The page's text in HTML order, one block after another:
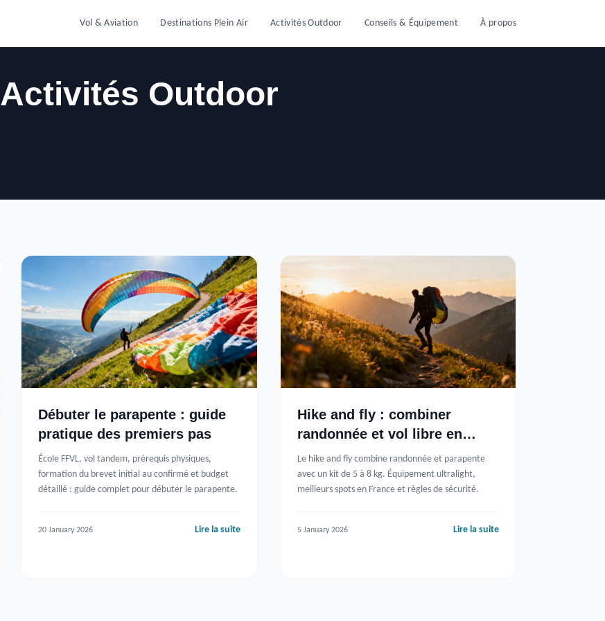
Vol & Aviation Destinations Plein Air Activités Outdoor Conseils & Équipement À propos
Activités Outdoor
Débuter le parapente : guide
pratique des premiers pas
École FFVL, vol tandem, prérequis physiques,
formation du brevet initial au confirmé et budget
détaillé : guide complet pour débuter le parapente.
20 January 2026 Lire la suite
Hike and fly : combiner
randonnée et vol libre en
montagne
Le hike and fly combine randonnée et parapente
avec un kit de 5 à 8 kg. Équipement ultralight,
meilleurs spots en France et règles de sécurité.
5 January 2026 Lire la suite